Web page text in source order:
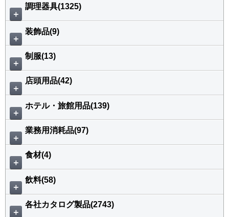
＋
調理器具(1325)
＋
装飾品(9)
＋
制服(13)
＋
店頭用品(42)
＋
ホテル・旅館用品(139)
＋
業務用消耗品(97)
＋
食材(4)
＋
飲料(58)
＋
各社カタログ製品(2743)